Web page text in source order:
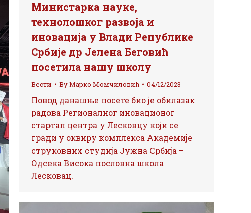
Министарка науке,
технолошког развоја и
иновација у Влади Републике
Србије др Јелена Беговић
посетила нашу школу
Вести ByМарко Момчиловић 04/12/2023
Повод данашње посете био је обилазак
радова Регионалног иновационог
стартап центра у Лесковцу који се
гради у оквиру комплекса Академије
струковних студија Јужна Србија –
Одсека Висока пословна школа
Лесковац.